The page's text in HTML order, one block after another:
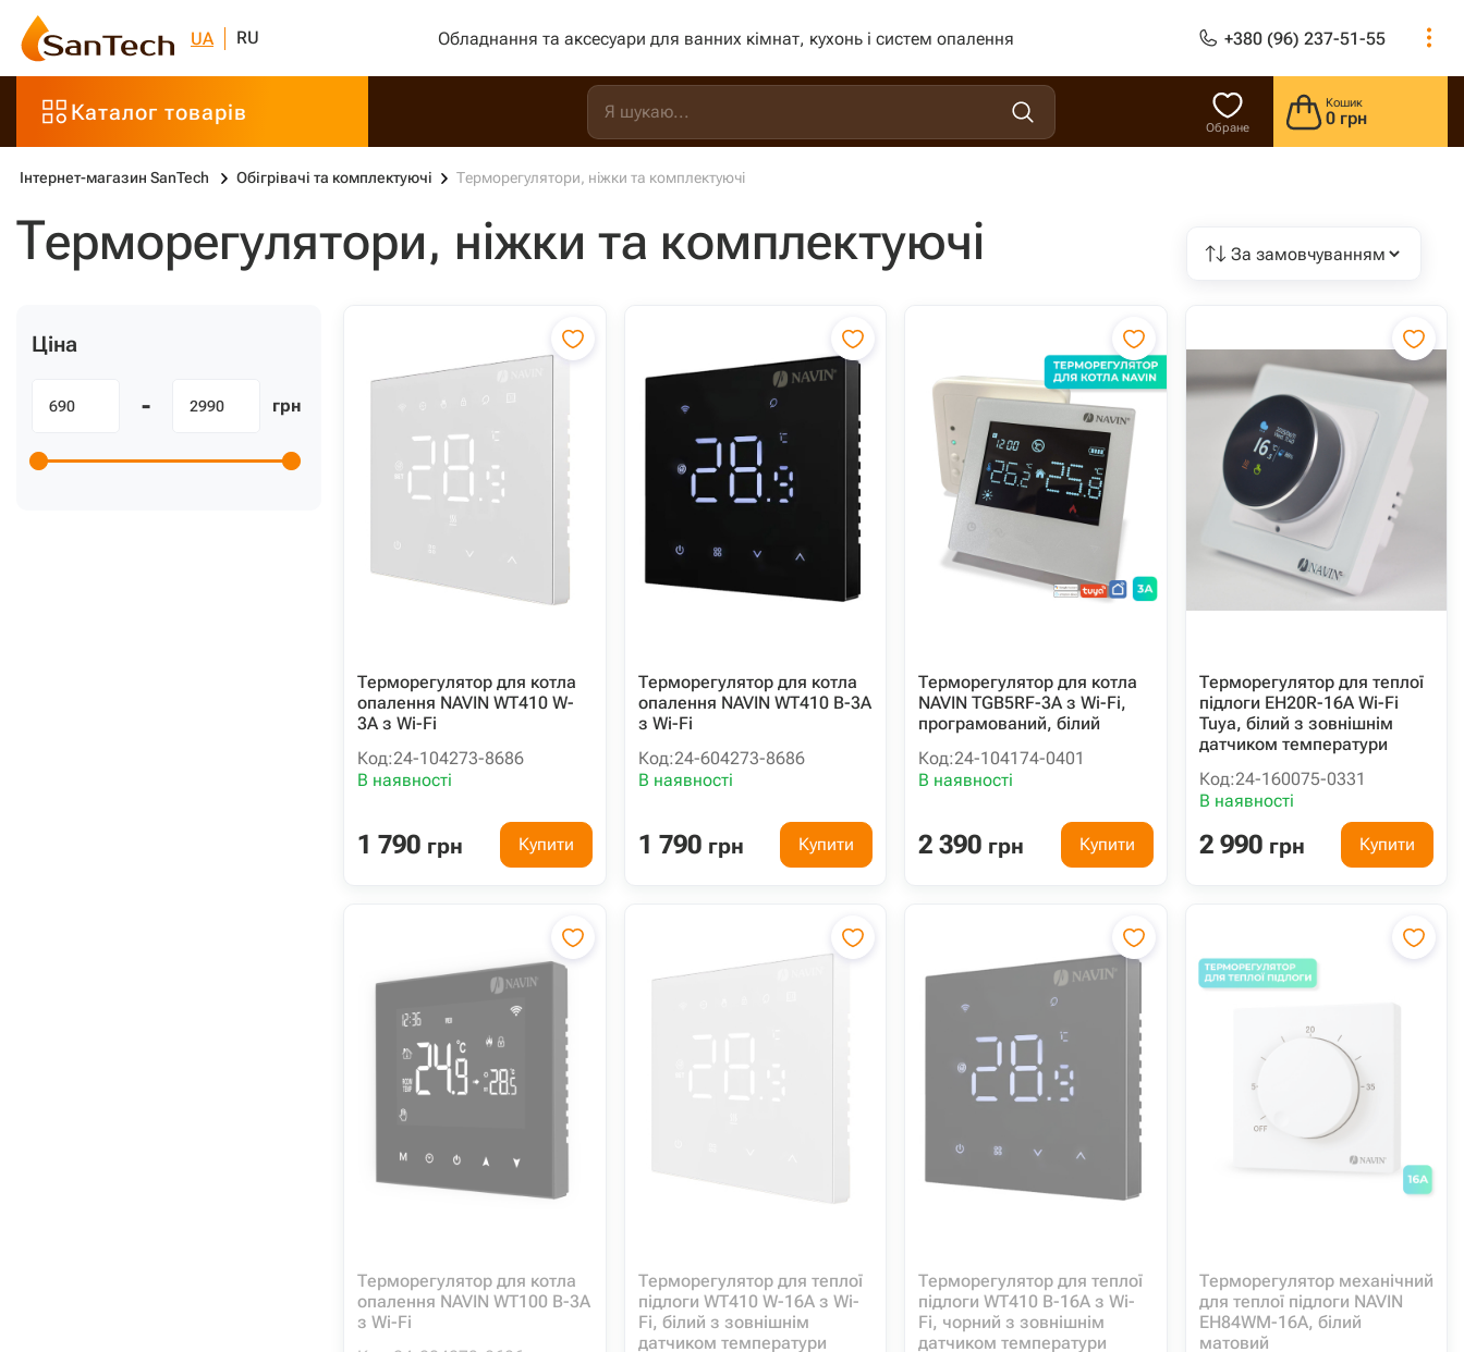
UA RU Обладнання та аксесуари для ванних кімнат, кухонь і систем опалення +380 (96) 237-51-55
Каталог товарів
Обране
Кошик
0 грн
Інтернет-магазин SanTech Обігрівачі та комплектуючі Терморегулятори, ніжки та комплектуючі
Терморегулятори, ніжки та комплектуючі
Ціна
- грн
Терморегулятор для котла
опалення NAVIN WT410 W-
3А з Wi-Fi
Код:24-104273-8686
В наявності
1 790 грн Купити
Терморегулятор для котла
опалення NAVIN WT410 B-3А
з Wi-Fi
Код:24-604273-8686
В наявності
1 790 грн Купити
Терморегулятор для котла
NAVIN TGB5RF-3A з Wi-Fi,
програмований, білий
Код:24-104174-0401
В наявності
2 390 грн Купити
Терморегулятор для теплої
підлоги EH20R-16A Wi-Fi
Tuya, білий з зовнішнім
датчиком температури
Код:24-160075-0331
В наявності
2 990 грн Купити
Терморегулятор для котла
опалення NAVIN WT100 B-3А
з Wi-Fi
Терморегулятор для теплої
підлоги WT410 W-16A з Wi-
Fi, білий з зовнішнім
датчиком температури
Терморегулятор для теплої
підлоги WT410 B-16A з Wi-
Fi, чорний з зовнішнім
датчиком температури
Терморегулятор механічний
для теплої підлоги NAVIN
EH84WM-16A, білий
матовий